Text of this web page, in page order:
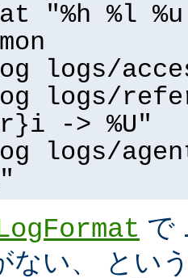
"%h %l
logs/
logs/
-> %U"
logs/
で
ない、 とい